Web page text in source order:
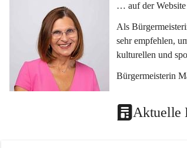
… auf der Website
Als
sehr empfehlen,
kulturellen und
Bürgermeisterin
Aktuelle